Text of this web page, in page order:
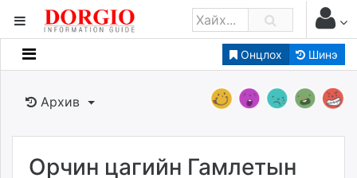
Онцлох Шинэ
Мэдээллийн
Банк санхүү
Бизнес ААН
Төрийн
Архив
Орчин цагийн Гамлетын